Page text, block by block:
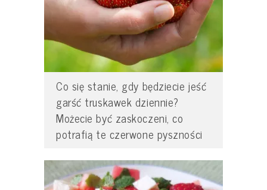
Co się stanie, gdy będziecie jeść
garść truskawek dziennie?
Możecie być zaskoczeni, co
potrafią te czerwone pyszności